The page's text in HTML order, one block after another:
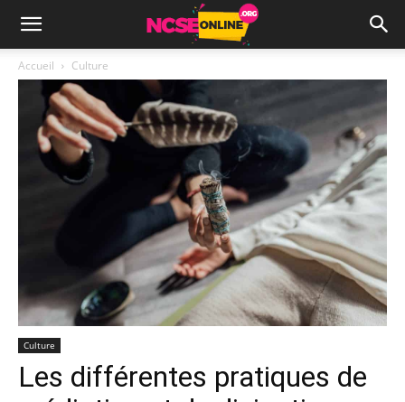
Accueil Culture
Culture
Les différentes pratiques de